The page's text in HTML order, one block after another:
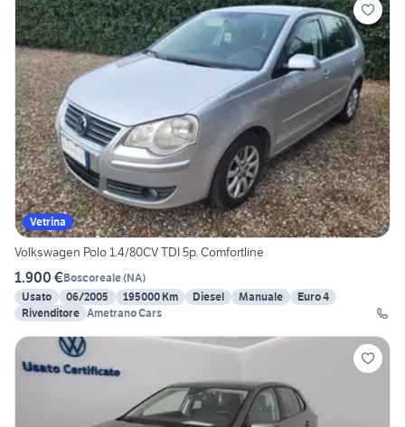
Vetrina
Volkswagen Polo 1.4/80CV TDI 5p. Comfortline
1.900 €Boscoreale(NA)
Usato
06/2005 195000 Km Diesel Manuale
Euro 4
Rivenditore Ametrano Cars